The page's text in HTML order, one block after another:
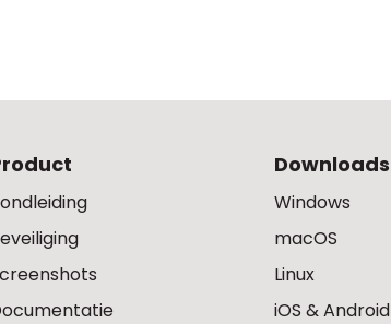
Downloads
Windows
macOS
Linux
iOS & Android